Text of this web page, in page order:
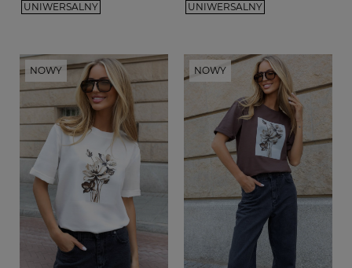
UNIWERSALNY UNIWERSALNY
NOWY NOWY